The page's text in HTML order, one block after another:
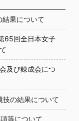
果について
65回全日本女子
及び錬成会につ
の結果について
等について